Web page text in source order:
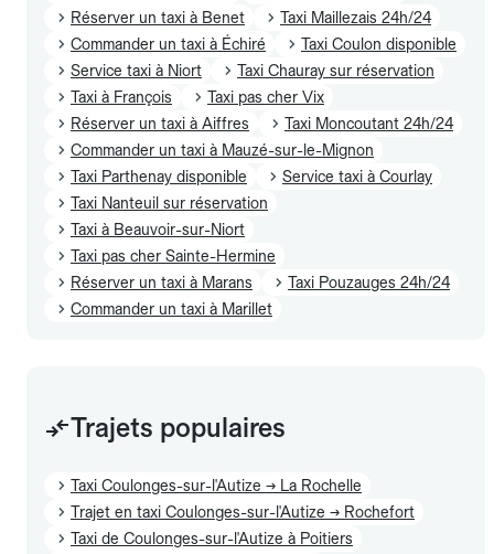
Réserver un taxi à Benet
Taxi Maillezais 24h/24
Commander un taxi à Échiré
Taxi Coulon disponible
Service taxi à Niort
Taxi Chauray sur réservation
Taxi à François
Taxi pas cher Vix
Réserver un taxi à Aiffres
Taxi Moncoutant 24h/24
Commander un taxi à Mauzé-sur-le-Mignon
Taxi Parthenay disponible
Service taxi à Courlay
Taxi Nanteuil sur réservation
Taxi à Beauvoir-sur-Niort
Taxi pas cher Sainte-Hermine
Réserver un taxi à Marans
Taxi Pouzauges 24h/24
Commander un taxi à Marillet
Trajets populaires
Taxi Coulonges-sur-l'Autize → La Rochelle
Trajet en taxi Coulonges-sur-l'Autize → Rochefort
Taxi de Coulonges-sur-l'Autize à Poitiers